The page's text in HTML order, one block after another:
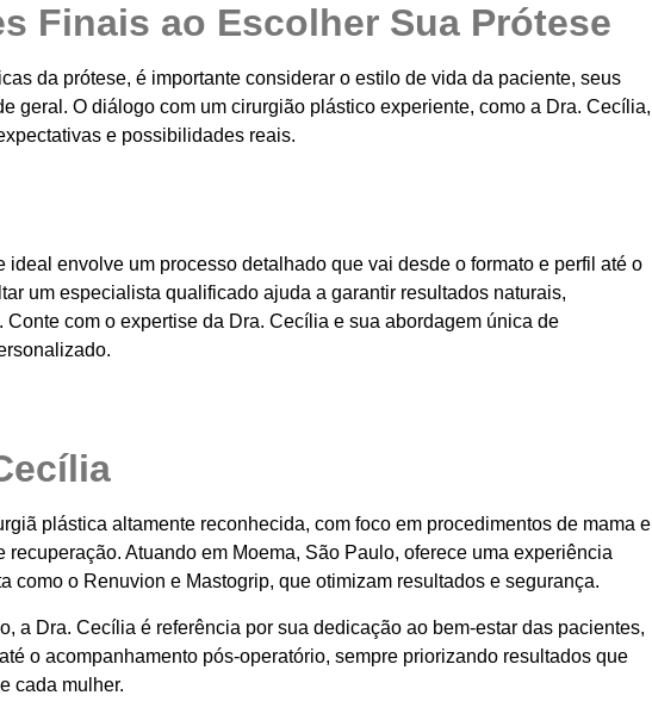
Finais ao Escolher Sua Prótese
da prótese, é importante considerar o estilo de vida da paciente, seus
geral. O diálogo com um cirurgião plástico experiente, como a Dra. Cecília,
e possibilidades reais.
ideal envolve um processo detalhado que vai desde o formato e perfil até o
um especialista qualificado ajuda a garantir resultados naturais,
Conte com o expertise da Dra. Cecília e sua abordagem única de
plástica altamente reconhecida, com foco em procedimentos de mama e
recuperação. Atuando em Moema, São Paulo, oferece uma experiência
como o Renuvion e Mastogrip, que otimizam resultados e segurança.
a Dra. Cecília é referência por sua dedicação ao bem-estar das pacientes,
o acompanhamento pós-operatório, sempre priorizando resultados que
cada mulher.